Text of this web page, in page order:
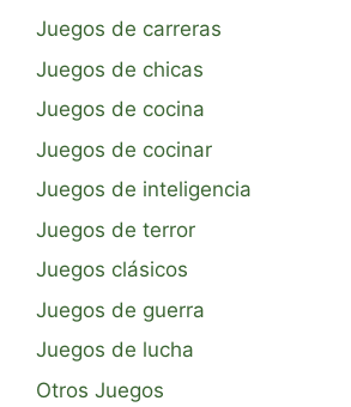
Juegos de carreras
Juegos de chicas
Juegos de cocina
Juegos de cocinar
Juegos de inteligencia
Juegos de terror
Juegos clásicos
Juegos de guerra
Juegos de lucha
Otros Juegos